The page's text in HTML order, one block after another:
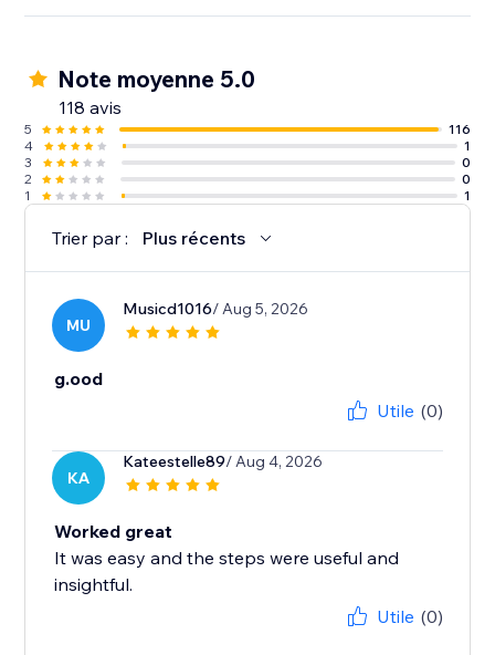
Note moyenne 5.0
118 avis
5
116
4
1
3
0
2
0
1
1
Trier par : Plus récents
MU
Musicd1016/ Aug 5, 2026
g.ood
Utile (0)
KA
Kateestelle89/ Aug 4, 2026
Worked great
It was easy and the steps were useful and
insightful.
Utile (0)